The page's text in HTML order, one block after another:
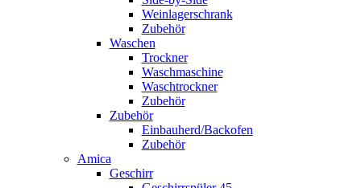
Weinlagerschrank
Zubehör
Waschen
Trockner
Waschmaschine
Waschtrockner
Zubehör
Zubehör
Einbauherd/Backofen
Zubehör
Amica
Geschirr